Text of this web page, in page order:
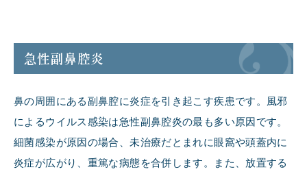
急性副鼻腔炎
鼻の周囲にある副鼻腔に炎症を引き起こす疾患です。風邪
によるウイルス感染は急性副鼻腔炎の最も多い原因です。
細菌感染が原因の場合、未治療だとまれに眼窩や頭蓋内に
炎症が広がり、重篤な病態を合併します。また、放置する